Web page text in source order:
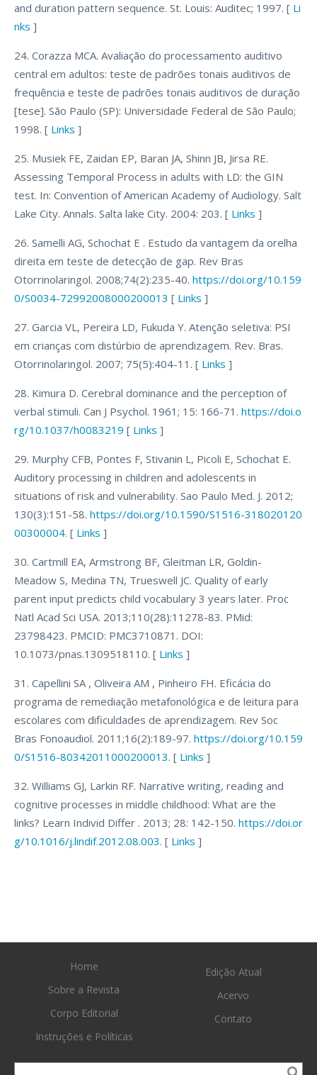
and duration pattern sequence. St. Louis: Auditec; 1997. [ Li
nks ]
24. Corazza MCA. Avaliação do processamento auditivo
central em adultos: teste de padrões tonais auditivos de
frequência e teste de padrões tonais auditivos de duração
[tese]. São Paulo (SP): Universidade Federal de São Paulo;
1998. [ Links ]
25. Musiek FE, Zaidan EP, Baran JA, Shinn JB, Jirsa RE.
Assessing Temporal Process in adults with LD: the GIN
test. In: Convention of American Academy of Audiology. Salt
Lake City. Annals. Salta lake City. 2004: 203. [ Links ]
26. Samelli AG, Schochat E . Estudo da vantagem da orelha
direita em teste de detecção de gap. Rev Bras
Otorrinolaringol. 2008;74(2):235-40. https://doi.org/10.159
0/S0034-72992008000200013 [ Links ]
27. Garcia VL, Pereira LD, Fukuda Y. Atenção seletiva: PSI
em crianças com distúrbio de aprendizagem. Rev. Bras.
Otorrinolaringol. 2007; 75(5):404-11. [ Links ]
28. Kimura D. Cerebral dominance and the perception of
verbal stimuli. Can J Psychol. 1961; 15: 166-71. https://doi.o
rg/10.1037/h0083219 [ Links ]
29. Murphy CFB, Pontes F, Stivanin L, Picoli E, Schochat E.
Auditory processing in children and adolescents in
situations of risk and vulnerability. Sao Paulo Med. J. 2012;
130(3):151-58. https://doi.org/10.1590/S1516-318020120
00300004. [ Links ]
30. Cartmill EA, Armstrong BF, Gleitman LR, Goldin-
Meadow S, Medina TN, Trueswell JC. Quality of early
parent input predicts child vocabulary 3 years later. Proc
Natl Acad Sci USA. 2013;110(28):11278-83. PMid:
23798423. PMCID: PMC3710871. DOI:
10.1073/pnas.1309518110. [ Links ]
31. Capellini SA , Oliveira AM , Pinheiro FH. Eficácia do
programa de remediação metafonológica e de leitura para
escolares com dificuldades de aprendizagem. Rev Soc
Bras Fonoaudiol. 2011;16(2):189-97. https://doi.org/10.159
0/S1516-80342011000200013. [ Links ]
32. Williams GJ, Larkin RF. Narrative writing, reading and
cognitive processes in middle childhood: What are the
links? Learn Individ Differ . 2013; 28: 142-150. https://doi.or
g/10.1016/j.lindif.2012.08.003. [ Links ]
Home
Sobre a Revista
Corpo Editorial
Instruções e Políticas
Edição Atual
Acervo
Contato